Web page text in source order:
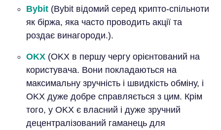
Bybit(Bybit відомий серед крипто-спільноти
як біржа, яка часто проводить акції та
роздає винагороди.).
OKX(OKX в першу чергу орієнтований на
користувача. Вони покладаються на
максимальну зручність і швидкість обміну, і
OKX дуже добре справляється з цим. Крім
того, у OKX є власний і дуже зручний
децентралізований гаманець для